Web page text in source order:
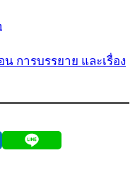
น การบรรยาย และเรื่อง